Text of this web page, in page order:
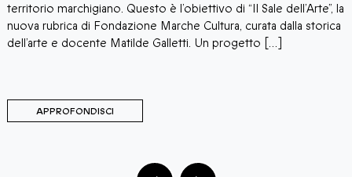
territorio marchigiano. Questo è l’obiettivo di “Il Sale dell’Arte”, la
nuova rubrica di Fondazione Marche Cultura, curata dalla storica
dell’arte e docente Matilde Galletti. Un progetto […]
APPROFONDISCI